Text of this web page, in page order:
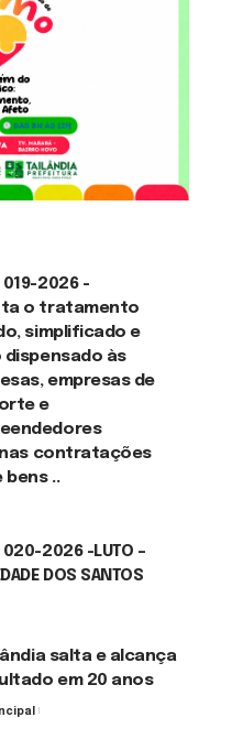
019-2026 -
o tratamento
simplificado e
às
empresas de
e
nas contratações
bens ..
020-2026 -LUTO –
DOS SANTOS
salta e alcança
em 20 anos